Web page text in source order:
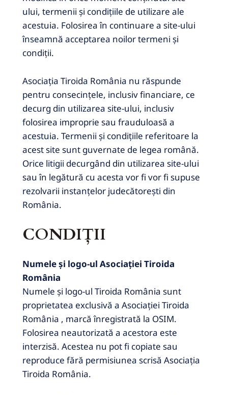
ului, termenii și condițiile de utilizare ale
acestuia. Folosirea în continuare a site-ului
înseamnă acceptarea noilor termeni și
condiții.
Asociația Tiroida România nu răspunde
pentru consecințele, inclusiv financiare, ce
decurg din utilizarea site-ului, inclusiv
folosirea improprie sau frauduloasă a
acestuia. Termenii și condițiile referitoare la
acest site sunt guvernate de legea română.
Orice litigii decurgând din utilizarea site-ului
sau în legătură cu acesta vor fi vor fi supuse
rezolvarii instanțelor judecătorești din
România.
CONDIŢII
Numele și logo-ul Asociației Tiroida
România
Numele și logo-ul Tiroida România sunt
proprietatea exclusivă a Asociației Tiroida
România , marcă înregistrată la OSIM.
Folosirea neautorizată a acestora este
interzisă. Acestea nu pot fi copiate sau
reproduce fără permisiunea scrisă Asociația
Tiroida România.